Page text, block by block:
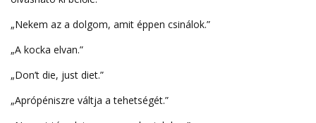
„Nekem az a dolgom, amit éppen csinálok.”
„A kocka elvan.”
„Don’t die, just diet.”
„Aprópéniszre váltja a tehetségét.”